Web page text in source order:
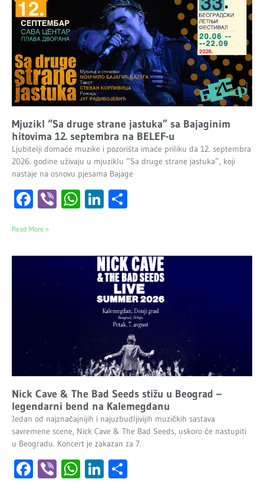
Mjuzikl “Sa druge strane jastuka” sa Bajaginim
hitovima 12. septembra na BELEF-u
Ljubitelji domaće muzike i pozorišta imaće priliku da 12. septembra
2026. godine uživaju u mjuziklu “Sa druge strane jastuka”, koji
nastaje na osnovu pjesama Bajage
Facebook
ViberWhatsApp
LinkedIn
Read More »
Nick Cave & The Bad Seeds stižu u Beograd –
legendarni bend na Kalemegdanu
Jedan od najznačajnijih i najuzbudljivijih muzičkih sastava
savremene scene, Nick Cave & The Bad Seeds, uskoro će nastupiti
u Beogradu. Koncert je zakazan za 7.
Facebook
ViberWhatsApp
LinkedIn